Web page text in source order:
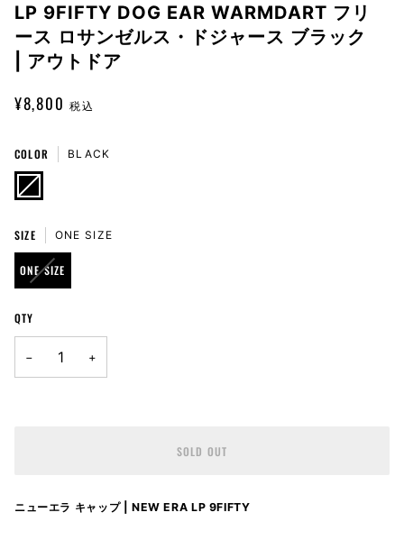
LP 9FIFTY DOG EAR WARMDART フリ
ース ロサンゼルス・ドジャース ブラック
| アウトドア
¥8,800 税込
COLOR BLACK
BLACK
VARIANT
SOLD
OUT
SIZE ONE SIZE
ONE SIZE
VARIANT
SOLD
UNAVAILABLE
QTY
− +
SOLD OUT
ニューエラ キャップ | NEW ERA LP 9FIFTY